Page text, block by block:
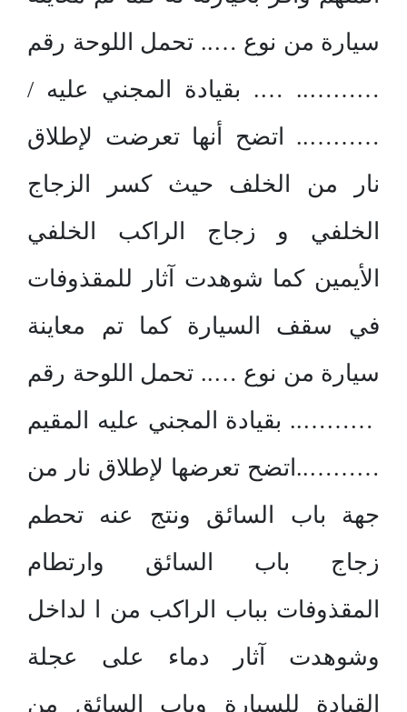
سيارة من نوع ….. تحمل اللوحة رقم
……….. …. بقيادة المجني عليه /
……….. اتضح أنها تعرضت لإطلاق
نار من الخلف حيث كسر الزجاج
الخلفي و زجاج الراكب الخلفي
الأيمين كما شوهدت آثار للمقذوفات
في سقف السيارة كما تم معاينة
سيارة من نوع ….. تحمل اللوحة رقم
……….. بقيادة المجني عليه المقيم
………..اتضح تعرضها لإطلاق نار من
جهة باب السائق ونتج عنه تحطم
زجاج باب السائق وارتطام
المقذوفات بباب الراكب من ا لداخل
وشوهدت آثار دماء على عجلة
القيادة للسيارة وباب السائق من